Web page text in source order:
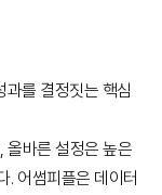
를 결정짓는 핵심
올바른 설정은 높은
. 어썸피플은 데이터